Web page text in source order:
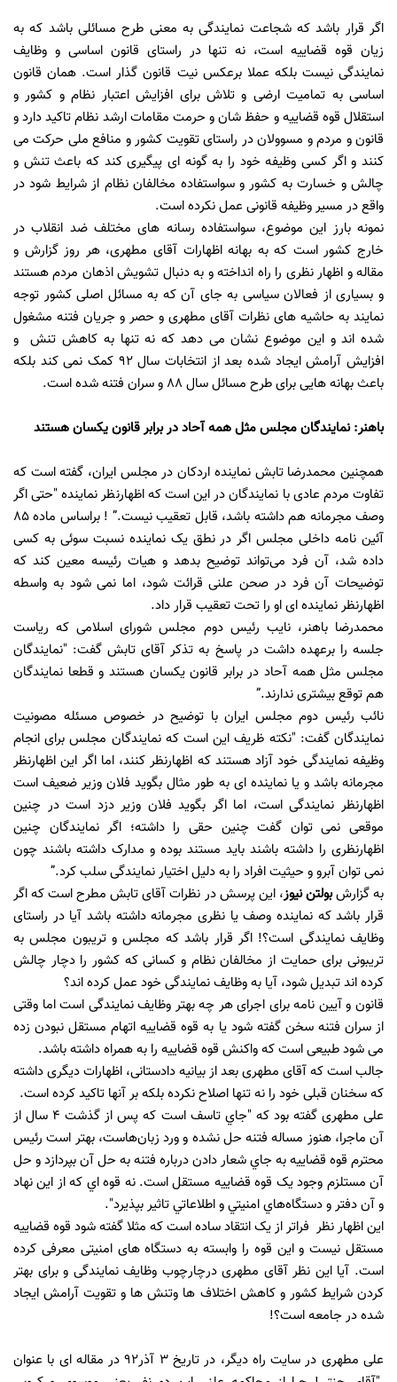
اگر قرار باشد که شجاعت نمایندگی به معنی طرح مسائلی باشد که به
زیان قوه قضاییه است، نه تنها در راستای قانون اساسی و وظایف
نمایندگی نیست بلکه عملا برعکس نیت قانون گذار است. همان قانون
اساسی به تمامیت ارضی و تلاش برای افزایش اعتبار نظام و کشور و
استقلال قوه قضاییه و حفظ شان و حرمت مقامات ارشد نظام تاکید دارد و
قانون و مردم و مسوولان در راستای تقویت کشور و منافع ملی حرکت می
کنند و اگر کسی وظیفه خود را به گونه ای پیگیری کند که باعث تنش و
چالش و خسارت به کشور و سواستفاده مخالفان نظام از شرایط شود در
واقع در مسیر وظیفه قانونی عمل نکرده است.
نمونه بارز این موضوع، سواستفاده رسانه های مختلف ضد انقلاب در
خارج کشور است که به بهانه اظهارات آقای مطهری، هر روز گزارش و
مقاله و اظهار نظری را راه انداخته و به دنبال تشویش اذهان مردم هستند
و بسیاری از فعالان سیاسی به جای آن که به مسائل اصلی کشور توجه
نمایند به حاشیه های نظرات آقای مطهری و حصر و جریان فتنه مشغول
شده اند و این موضوع نشان می دهد که نه تنها به کاهش تنش و
افزایش آرامش ایجاد شده بعد از انتخابات سال 92 کمک نمی کند بلکه
باعث بهانه هایی برای طرح مسائل سال 88 و سران فتنه شده است.
باهنر: نمایندگان مجلس مثل همه آحاد در برابر قانون یکسان هستند
همچنین محمدرضا تابش نماینده اردکان در مجلس ایران، گفته است که
تفاوت مردم عادی با نمایندگان در این است که اظهارنظر نماینده "حتی اگر
وصف مجرمانه هم داشته باشد، قابل تعقیب نیست.” ! براساس ماده ۸۵
آئین نامه داخلی مجلس اگر در نطق یک نماینده نسبت سوئی به کسی
داده شد، آن فرد می‌تواند توضیح بدهد و هیات رئیسه معین کند که
توضیحات آن فرد در صحن علنی قرائت شود، اما نمی شود به واسطه
اظهارنظر نماینده ای او را تحت تعقیب قرار داد.
محمدرضا باهنر، نایب رئیس دوم مجلس شورای اسلامی که ریاست
جلسه را برعهده داشت در پاسخ به تذکر آقای تابش گفت: "نمایندگان
مجلس مثل همه آحاد در برابر قانون یکسان هستند و قطعا نمایندگان
هم توقع بیشتری ندارند.”
نائب رئیس دوم مجلس ایران با توضیح در خصوص مسئله مصونیت
نمایندگان گفت: "نکته ظریف این است که نمایندگان مجلس برای انجام
وظیفه نمایندگی خود آزاد هستند که اظهارنظر کنند، اما اگر این اظهارنظر
مجرمانه باشد و یا نماینده ای به طور مثال بگوید فلان وزیر ضعیف است
اظهارنظر نمایندگی است، اما اگر بگوید فلان وزیر دزد است در چنین
موقعی نمی توان گفت چنین حقی را داشته؛ اگر نمایندگان چنین
اظهارنظری را داشته باشند باید مستند بوده و مدارک داشته باشند چون
نمی توان آبرو و حیثیت افراد را به دلیل اختیار نمایندگی سلب کرد.”
به گزارشبولتن نیوز، این پرسش در نظرات آقای تابش مطرح است که اگر
قرار باشد که نماینده وصف یا نظری مجرمانه داشته باشد آیا در راستای
وظایف نمایندگی است؟! اگر قرار باشد که مجلس و تریبون مجلس به
تریبونی برای حمایت از مخالفان نظام و کسانی که کشور را دچار چالش
کرده اند تبدیل شود، آیا به وظایف نمایندگی خود عمل کرده اند؟
قانون و آیین نامه برای اجرای هر چه بهتر وظایف نمایندگی است اما وقتی
از سران فتنه سخن گفته شود یا به قوه قضاییه اتهام مستقل نبودن زده
می شود طبیعی است که واکنش قوه قضاییه را به همراه داشته باشد.
جالب است که آقای مطهری بعد از بیانیه دادستانی، اظهارات دیگری داشته
که سخنان قبلی خود را نه تنها اصلاح نکرده بلکه بر آنها تاکید کرده است.
علی مطهری گفته بود که "جاي تاسف است که پس از گذشت ۴ سال از
آن ماجرا، هنوز مساله فتنه حل نشده و ورد زبان‌هاست، بهتر است رئيس
محترم قوه قضاييه به جاي شعار دادن درباره فتنه به حل آن بپردازد و حل
آن مستلزم وجود يک قوه قضاييه مستقل است. نه قوه اي که از اين نهاد
و آن دفتر و دستگاه‌هاي امنيتي و اطلاعاتي تاثير بپذيرد".
این اظهار نظر فراتر از یک انتقاد ساده است که مثلا گفته شود قوه قضاییه
مستقل نیست و این قوه را وابسته به دستگاه های امنیتی معرفی کرده
است. آیا این نظر آقای مطهری درچارچوب وظایف نمایندگی و برای بهتر
کردن شرایط کشور و کاهش اختلاف ها وتنش ها و تقویت آرامش ایجاد
شده در جامعه است؟!
علی مطهری در سایت راه دیگر، در تاریخ 3 آذر92 در مقاله ای با عنوان